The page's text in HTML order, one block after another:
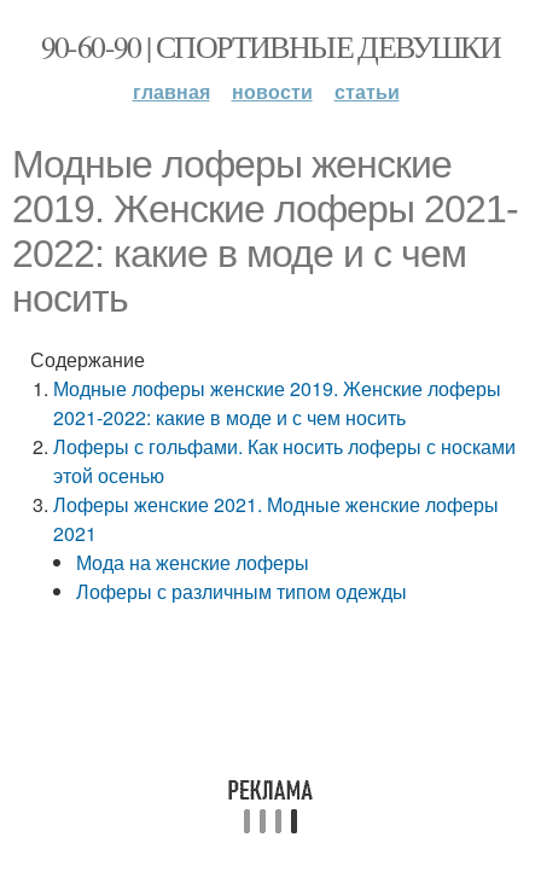
90-60-90 | СПОРТИВНЫЕ ДЕВУШКИ
главная новости статьи
Модные лоферы женские
2019. Женские лоферы 2021-
2022: какие в моде и с чем
носить
Содержание
Модные лоферы женские 2019. Женские лоферы
2021-2022: какие в моде и с чем носить
Лоферы с гольфами. Как носить лоферы с носками
этой осенью
Лоферы женские 2021. Модные женские лоферы
2021
Мода на женские лоферы
Лоферы с различным типом одежды